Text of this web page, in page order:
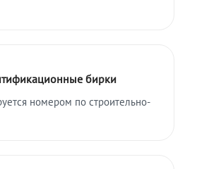
бирки
номером по строительно-